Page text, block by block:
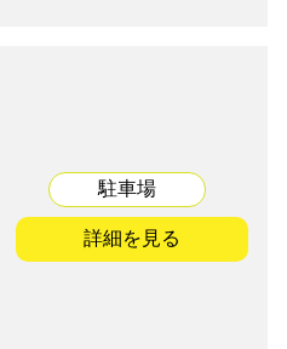
駐車場
詳細を見る